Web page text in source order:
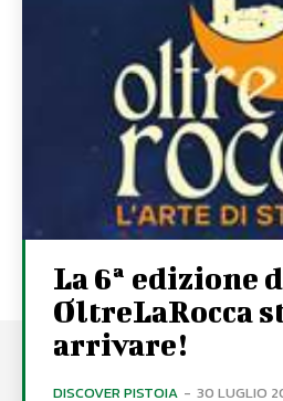
La 6ª edizione
OltreLaRocca
arrivare!
DISCOVER PISTOIA - 30 LUGLIO